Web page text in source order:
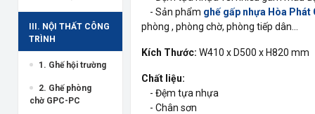
III. NỘI THẤT CÔNG
TRÌNH
1. Ghế hội trường
2. Ghế phòng
chờ GPC-PC
- Sản phẩm ghế gấp nhựa Hòa Phát
phòng , phòng chờ, phòng tiếp dân...
Kích Thước: W410 x D500 x H820 mm
Chất liệu:
- Đệm tựa nhựa
- Chân sơn